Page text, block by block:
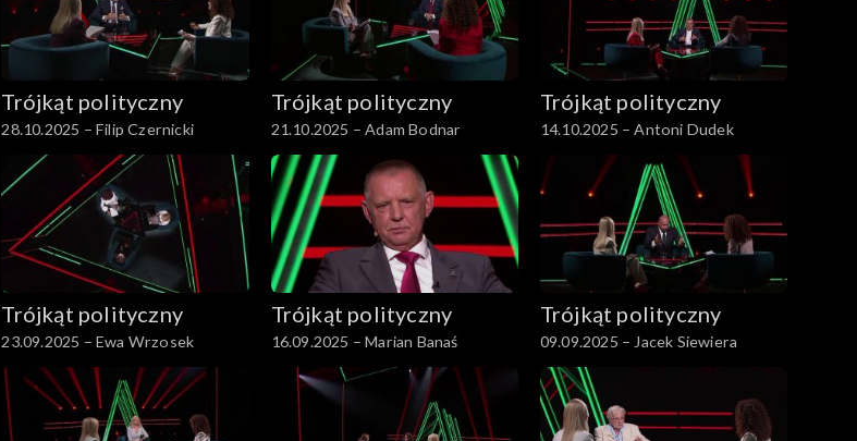
Trójkąt polityczny
28.10.2025 – Filip Czernicki
Trójkąt polityczny
21.10.2025 – Adam Bodnar
Trójkąt polityczny
14.10.2025 – Antoni Dudek
Trójkąt polityczny
23.09.2025 – Ewa Wrzosek
Trójkąt polityczny
16.09.2025 – Marian Banaś
Trójkąt polityczny
09.09.2025 – Jacek Siewiera